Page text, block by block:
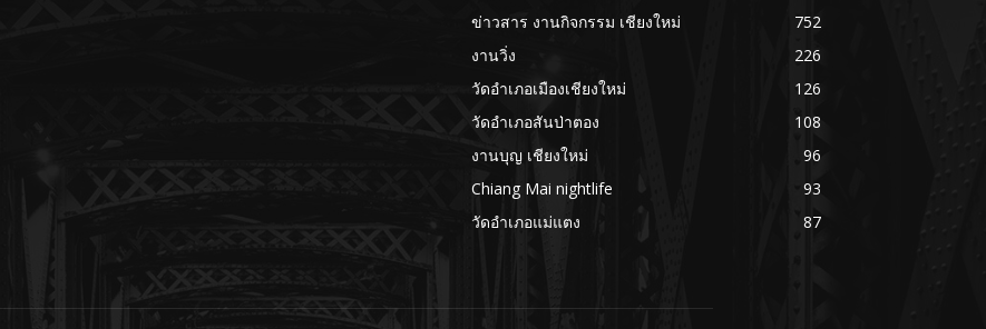
ข่าวสาร งานกิจกรรม เชียงใหม่
752
งานวิ่ง
226
วัดอำเภอเมืองเชียงใหม่
126
วัดอำเภอสันป่าตอง
108
งานบุญ เชียงใหม่
96
Chiang Mai nightlife
93
วัดอำเภอแม่แตง
87